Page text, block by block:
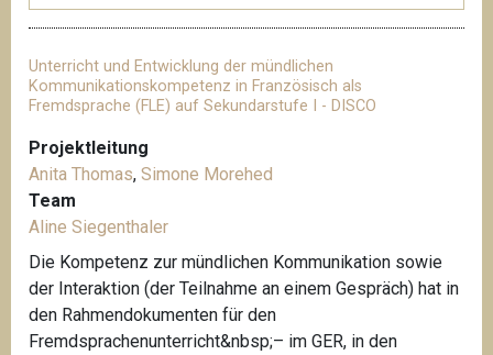
Unterricht und Entwicklung der mündlichen
Kommunikationskompetenz in Französisch als
Fremdsprache (FLE) auf Sekundarstufe I - DISCO
Projektleitung
Anita Thomas, Simone Morehed
Team
Aline Siegenthaler
Die Kompetenz zur mündlichen Kommunikation sowie
der Interaktion (der Teilnahme an einem Gespräch) hat in
den Rahmendokumenten für den
Fremdsprachenunterricht&nbsp;– im GER, in den